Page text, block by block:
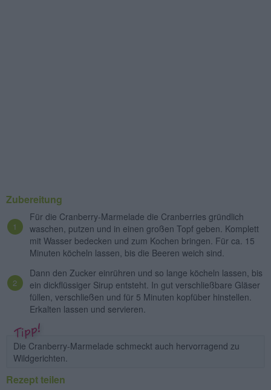
Zubereitung
Für die Cranberry-Marmelade die Cranberries gründlich
waschen, putzen und in einen großen Topf geben. Komplett
mit Wasser bedecken und zum Kochen bringen. Für ca. 15
Minuten köcheln lassen, bis die Beeren weich sind.
Dann den Zucker einrühren und so lange köcheln lassen, bis
ein dickflüssiger Sirup entsteht. In gut verschließbare Gläser
füllen, verschließen und für 5 Minuten kopfüber hinstellen.
Erkalten lassen und servieren.
Die Cranberry-Marmelade schmeckt auch hervorragend zu
Wildgerichten.
Rezept teilen